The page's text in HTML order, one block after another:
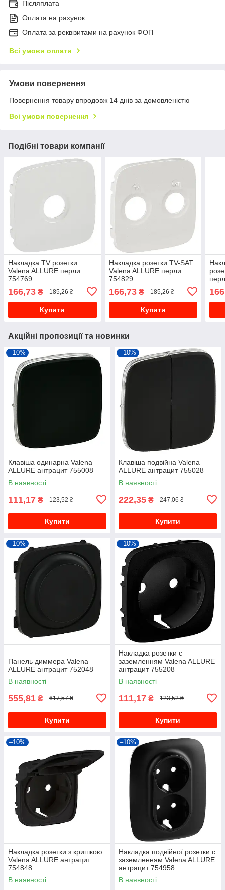
Післяплата
Оплата на рахунок
Оплата за реквізитами на рахунок ФОП
Всі умови оплати
Умови повернення
Повернення товару впродовж 14 днів за домовленістю
Всі умови повернення
Подібні товари компанії
Накладка TV розетки
Valena ALLURE перли
754769
166,73 ₴ 185,26 ₴
Купити
Накладка розетки TV-SAT
Valena ALLURE перли
754829
166,73₴ 185,26 ₴
Купити
Акційні пропозиції та новинки
–10%
Клавіша одинарна Valena
ALLURE антрацит 755008
В наявності
111,17 ₴ 123,52 ₴
Купити
–10%
Клавіша подвійна Valena
ALLURE антрацит 755028
В наявності
222,35 ₴ 247,06 ₴
Купити
–10%
Панель диммера Valena
ALLURE антрацит 752048
В наявності
555,81 ₴ 617,57 ₴
Купити
–10%
Накладка розетки с
заземленням Valena ALLURE
антрацит 755208
В наявності
111,17 ₴ 123,52 ₴
Купити
–10%
Накладка розетки з кришкою
Valena ALLURE антрацит
754848
В наявності
–10%
Накладка подвійної розетки с
заземленням Valena ALLURE
антрацит 754958
В наявності